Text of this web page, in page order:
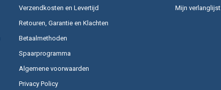
Verzendkosten en Levertijd
Retouren, Garantie en Klachten
Betaalmethoden
Spaarprogramma
Algemene voorwaarden
Privacy Policy
Mijn verlanglijst